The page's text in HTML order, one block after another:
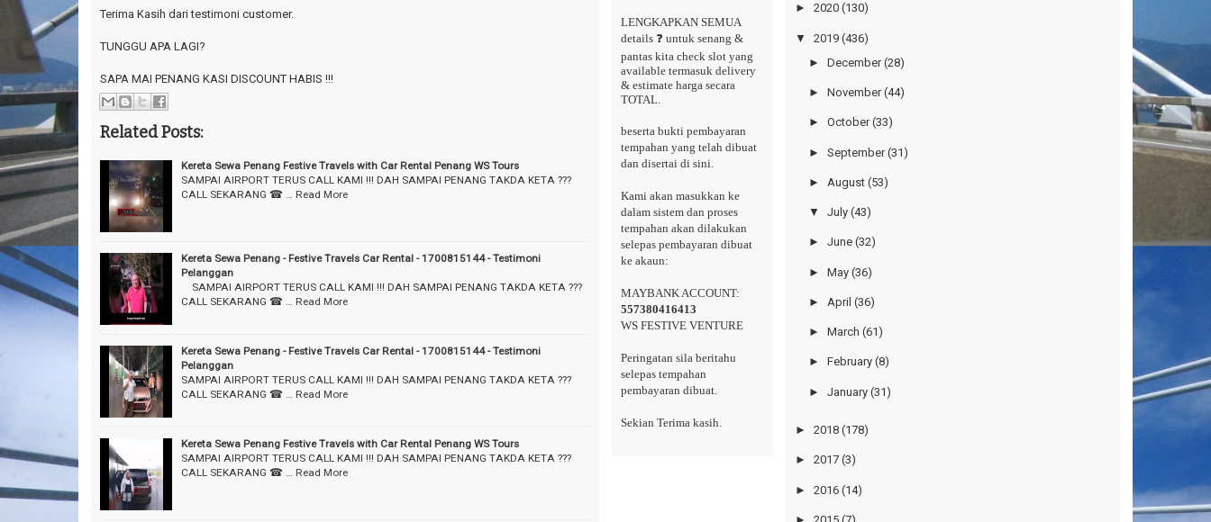
Terima Kasih dari testimoni customer.
TUNGGU APA LAGI?
SAPA MAI PENANG KASI DISCOUNT HABIS !!!
Related Posts:
Kereta Sewa Penang Festive Travels with Car Rental Penang WS Tours
SAMPAI AIRPORT TERUS CALL KAMI !!! DAH SAMPAI PENANG TAKDA KETA ???
CALL SEKARANG ☎ … Read More
Kereta Sewa Penang - Festive Travels Car Rental - 1700815144 - Testimoni
Pelanggan
⠀ SAMPAI AIRPORT TERUS CALL KAMI !!! DAH SAMPAI PENANG TAKDA KETA ???
CALL SEKARANG ☎ … Read More
Kereta Sewa Penang - Festive Travels Car Rental - 1700815144 - Testimoni
Pelanggan
SAMPAI AIRPORT TERUS CALL KAMI !!! DAH SAMPAI PENANG TAKDA KETA ???
CALL SEKARANG ☎ … Read More
Kereta Sewa Penang Festive Travels with Car Rental Penang WS Tours
SAMPAI AIRPORT TERUS CALL KAMI !!! DAH SAMPAI PENANG TAKDA KETA ???
CALL SEKARANG ☎ … Read More
LENGKAPKAN SEMUA
details ❓ untuk senang &
pantas kita check slot yang
available termasuk delivery
& estimate harga secara
TOTAL.
beserta bukti pembayaran
tempahan yang telah dibuat
dan disertai di sini.
Kami akan masukkan ke
dalam sistem dan proses
tempahan akan dilakukan
selepas pembayaran dibuat
ke akaun:
MAYBANK ACCOUNT:
557380416413
WS FESTIVE VENTURE
Peringatan sila beritahu
selepas tempahan
pembayaran dibuat.
Sekian Terima kasih.
► 2020 (130)
▼ 2019 (436)
►December (28)
►November (44)
►October (33)
►September (31)
► August (53)
▼ July (43)
►June (32)
►May (36)
► April (36)
►March (61)
►February (8)
►January (31)
► 2018 (178)
► 2017 (3)
► 2016 (14)